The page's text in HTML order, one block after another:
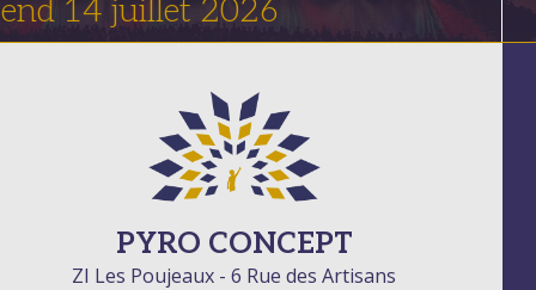
end 14 juillet 2026
PYRO CONCEPT
ZI Les Poujeaux - 6 Rue des Artisans